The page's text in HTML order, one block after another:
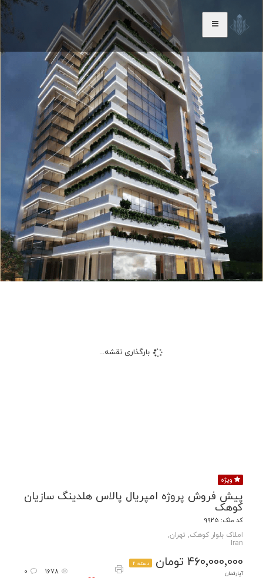
بارگذاری نقشه...
ویژه
پیش فروش پروژه امپریال پالاس هلدینگ سازیان
کوهک
کد ملک: 9925
املاک بلوار کوهک, تهران,
Iran
460٬000٬000 تومان
دسته 2
آپارتمان
1678
0